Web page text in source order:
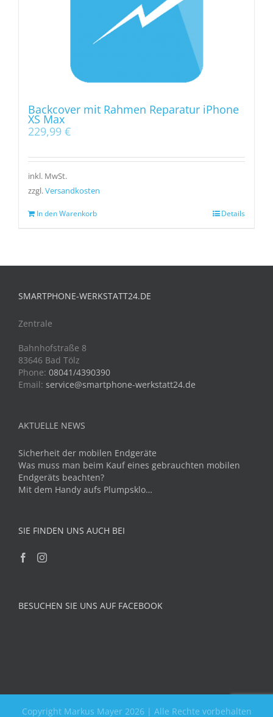
Backcover mit Rahmen Reparatur iPhone
XS Max
229,99 €
inkl. MwSt.
zzgl.Versandkosten
In den Warenkorb Details
SMARTPHONE-WERKSTATT24.DE
Zentrale
Bahnhofstraße 8
83646 Bad Tölz
Phone: 08041/4390390
Email: service@smartphone-werkstatt24.de
AKTUELLE NEWS
Sicherheit der mobilen Endgeräte
Was muss man beim Kauf eines gebrauchten mobilen
Endgeräts beachten?
Mit dem Handy aufs Plumpsklo…
SIE FINDEN UNS AUCH BEI
BESUCHEN SIE UNS AUF FACEBOOK
Copyright Markus Mayer 2026 | Alle Rechte vorbehalten